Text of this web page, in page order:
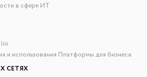
в сфере ИТ
lio
и использования Платформы для бизнеса
СЕТЯХ